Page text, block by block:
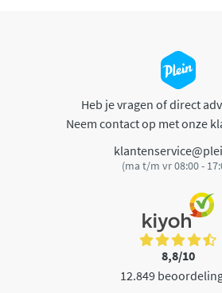
Heb je vragen of direct
Neem contact op met onze
(ma t/m vr 08:00 -
8,8/10
12.849